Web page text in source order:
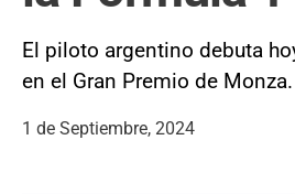
El piloto argentino debuta
en el Gran Premio de Monza.
1 de Septiembre, 2024